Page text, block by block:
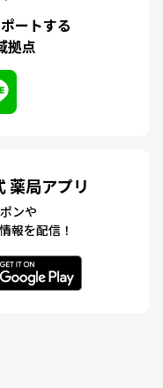
ートする
拠点
薬局アプリ
ンや
報を配信！